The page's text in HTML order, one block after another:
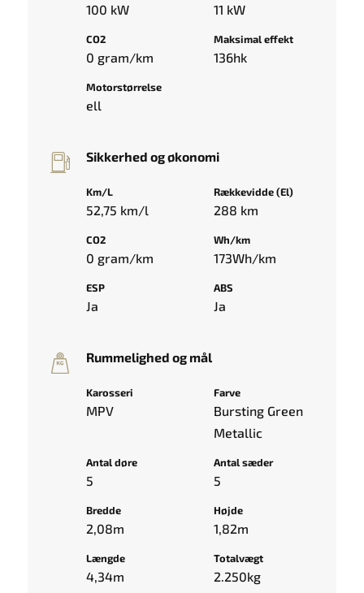
100 kW 11 kW
CO2
0 gram/km
Maksimal effekt
136hk
Motorstørrelse
ell
Sikkerhed og økonomi
Km/L
52,75 km/l
Rækkevidde (El)
288 km
CO2
0 gram/km
Wh/km
173Wh/km
ESP
Ja
ABS
Ja
Rummelighed og mål
Karosseri
MPV
Farve
Bursting Green
Metallic
Antal døre
5
Antal sæder
5
Bredde
2,08m
Højde
1,82m
Længde
4,34m
Totalvægt
2.250kg